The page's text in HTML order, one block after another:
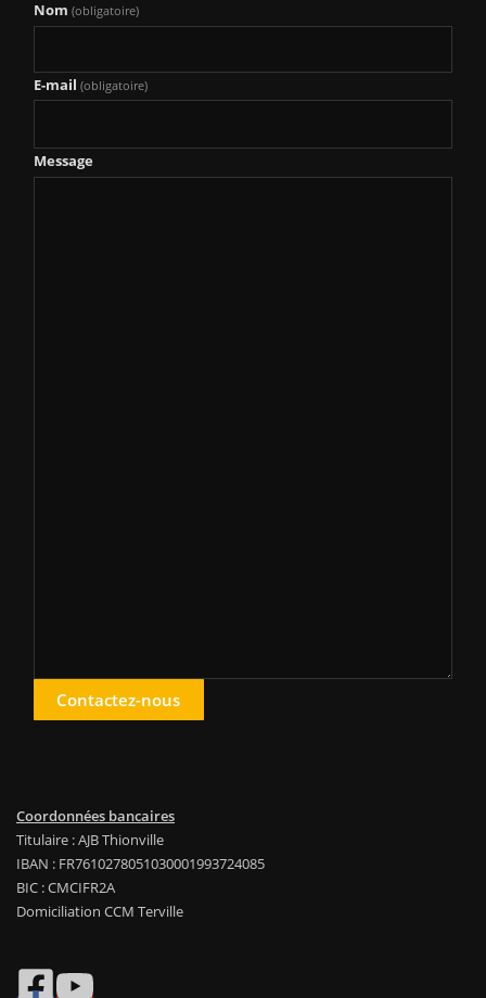
Nom (obligatoire)
E-mail (obligatoire)
Message
Contactez-nous
Coordonnées bancaires
Titulaire : AJB Thionville
IBAN : FR7610278051030001993724085
BIC : CMCIFR2A
Domiciliation CCM Terville